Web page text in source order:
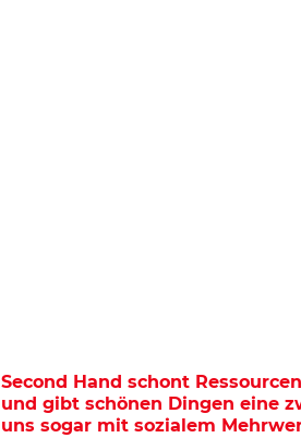
Second Hand schont
und gibt schönen Dingen eine
uns sogar mit sozialem